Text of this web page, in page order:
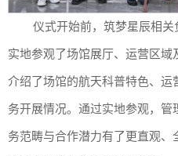
仪式开始前，筑梦星辰相关
实地参观了场馆展厅、运营区域
介绍了场馆的航天科普特色、运
务开展情况。通过实地参观，
务范畴与合作潜力有了更直观